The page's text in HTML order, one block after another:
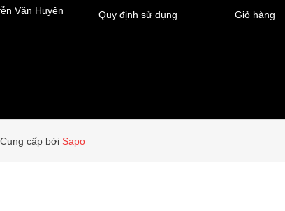
Văn Huyên
Quy định sử dụng Giỏ hàng
Cung cấp bởi Sapo